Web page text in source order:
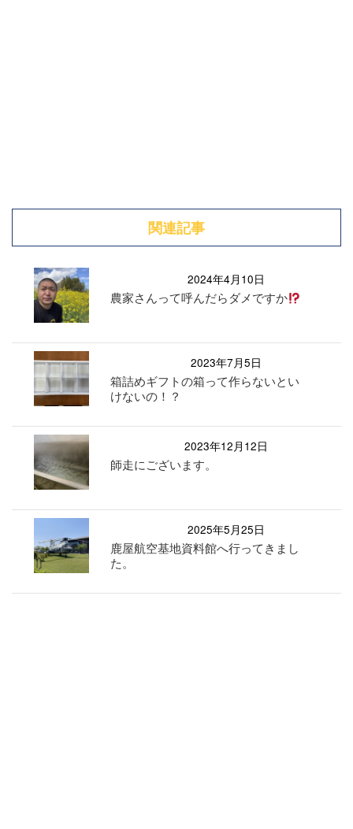
関連記事
2024年4月10日
農家さんって呼んだらダメですか
2023年7月5日
箱詰めギフトの箱って作らないとい
けないの！？
2023年12月12日
師走にございます。
2025年5月25日
鹿屋航空基地資料館へ行ってきまし
た。